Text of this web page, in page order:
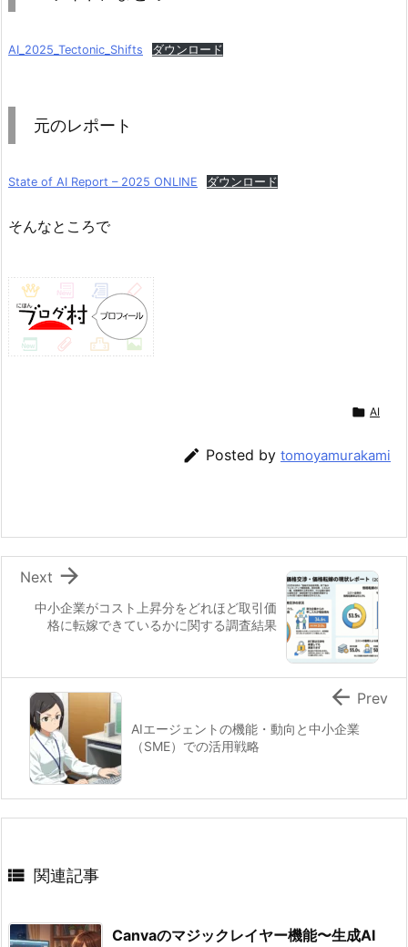
AI_2025_Tectonic_Shifts ダウンロード
元のレポート
State of AI Report – 2025 ONLINE ダウンロード
そんなところで
 AI
 Posted by tomoyamurakami
中小企業がコスト上昇分をどれほど取引価
格に転嫁できているかに関する調査結果

Next
AIエージェントの機能・動向と中小企業
（SME）での活用戦略
 Prev
 関連記事
Canvaのマジックレイヤー機能〜生成AI